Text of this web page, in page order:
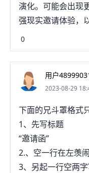
演化。可能会出现
强现实邀请体验，
0
用户
2023-08-29
下面的兄斗罩格式
1、先写标题
“邀请函”
2.、空一行在左羡
3、另起一行空两